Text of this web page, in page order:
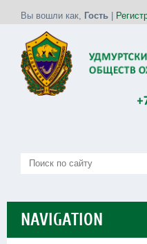
Вы вошли как, Гость
NAVIGATION